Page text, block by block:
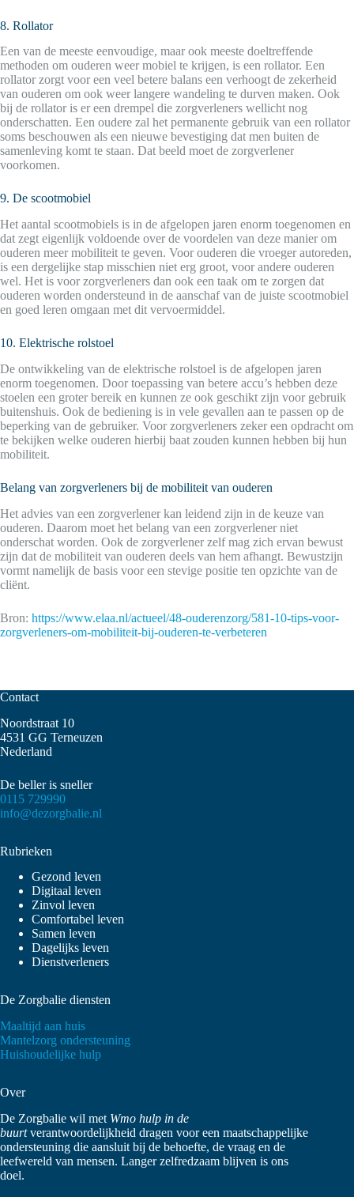
8. Rollator
Een van de meeste eenvoudige, maar ook meeste doeltreffende
methoden om ouderen weer mobiel te krijgen, is een rollator. Een
rollator zorgt voor een veel betere balans een verhoogt de zekerheid
van ouderen om ook weer langere wandeling te durven maken. Ook
bij de rollator is er een drempel die zorgverleners wellicht nog
onderschatten. Een oudere zal het permanente gebruik van een rollator
soms beschouwen als een nieuwe bevestiging dat men buiten de
samenleving komt te staan. Dat beeld moet de zorgverlener
voorkomen.
9. De scootmobiel
Het aantal scootmobiels is in de afgelopen jaren enorm toegenomen en
dat zegt eigenlijk voldoende over de voordelen van deze manier om
ouderen meer mobiliteit te geven. Voor ouderen die vroeger autoreden,
is een dergelijke stap misschien niet erg groot, voor andere ouderen
wel. Het is voor zorgverleners dan ook een taak om te zorgen dat
ouderen worden ondersteund in de aanschaf van de juiste scootmobiel
en goed leren omgaan met dit vervoermiddel.
10. Elektrische rolstoel
De ontwikkeling van de elektrische rolstoel is de afgelopen jaren
enorm toegenomen. Door toepassing van betere accu’s hebben deze
stoelen een groter bereik en kunnen ze ook geschikt zijn voor gebruik
buitenshuis. Ook de bediening is in vele gevallen aan te passen op de
beperking van de gebruiker. Voor zorgverleners zeker een opdracht om
te bekijken welke ouderen hierbij baat zouden kunnen hebben bij hun
mobiliteit.
Belang van zorgverleners bij de mobiliteit van ouderen
Het advies van een zorgverlener kan leidend zijn in de keuze van
ouderen. Daarom moet het belang van een zorgverlener niet
onderschat worden. Ook de zorgverlener zelf mag zich ervan bewust
zijn dat de mobiliteit van ouderen deels van hem afhangt. Bewustzijn
vormt namelijk de basis voor een stevige positie ten opzichte van de
cliënt.
Bron: https://www.elaa.nl/actueel/48-ouderenzorg/581-10-tips-voor-
zorgverleners-om-mobiliteit-bij-ouderen-te-verbeteren
Contact
Noordstraat 10
4531 GG Terneuzen
Nederland
De beller is sneller
0115 729990
info@dezorgbalie.nl
Rubrieken
Gezond leven
Digitaal leven
Zinvol leven
Comfortabel leven
Samen leven
Dagelijks leven
Dienstverleners
De Zorgbalie diensten
Maaltijd aan huis
Mantelzorg ondersteuning
Huishoudelijke hulp
Over
De Zorgbalie wil met Wmo hulp in de
buurtverantwoordelijkheid dragen voor een maatschappelijke
ondersteuning die aansluit bij de behoefte, de vraag en de
leefwereld van mensen. Langer zelfredzaam blijven is ons
doel.